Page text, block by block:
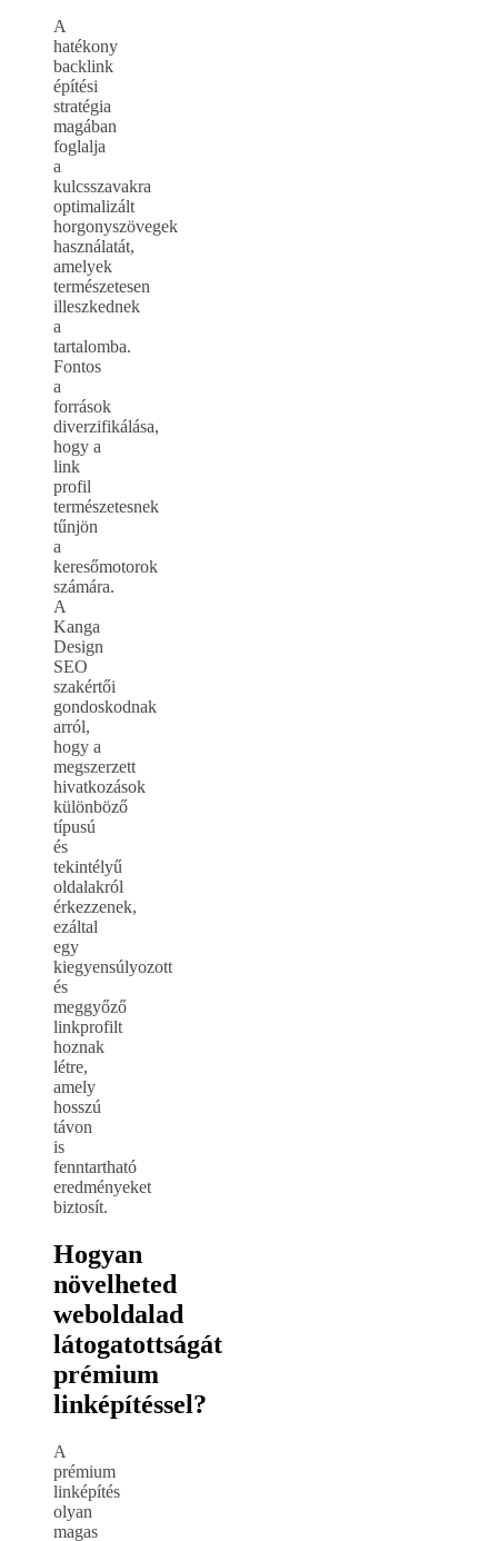
A
hatékony
backlink
építési
stratégia
magában
foglalja
a
kulcsszavakra
optimalizált
horgonyszövegek
használatát,
amelyek
természetesen
illeszkednek
a
tartalomba.
Fontos
a
források
diverzifikálása,
hogy a
link
profil
természetesnek
tűnjön
a
keresőmotorok
számára.
A
Kanga
Design
SEO
szakértői
gondoskodnak
arról,
hogy a
megszerzett
hivatkozások
különböző
típusú
és
tekintélyű
oldalakról
érkezzenek,
ezáltal
egy
kiegyensúlyozott
és
meggyőző
linkprofilt
hoznak
létre,
amely
hosszú
távon
is
fenntartható
eredményeket
biztosít.
Hogyan
növelheted
weboldalad
látogatottságát
prémium
linképítéssel?
A
prémium
linképítés
olyan
magas